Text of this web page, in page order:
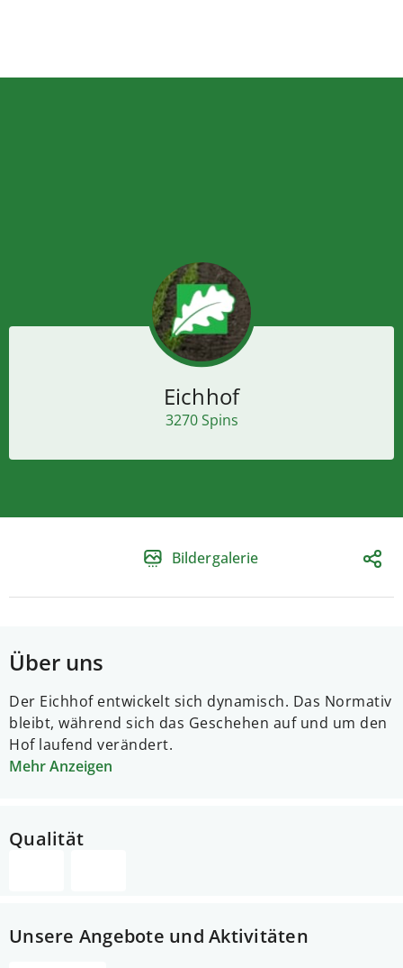
Eichhof
3270 Spins
Bildergalerie
Über uns
Der Eichhof entwickelt sich dynamisch. Das Normativ
bleibt, während sich das Geschehen auf und um den
Hof laufend verändert.
Mehr Anzeigen
Qualität
Unsere Angebote und Aktivitäten